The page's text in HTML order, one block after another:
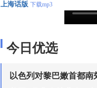
上海话版 下载mp3
今日优选
以色列对黎巴嫩首都